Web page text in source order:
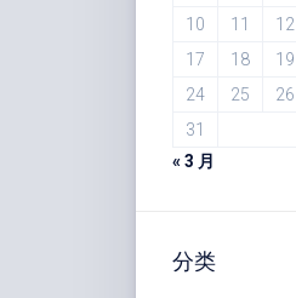
10
11 12
17
18 19
24
25 26
31
« 3 月
分类